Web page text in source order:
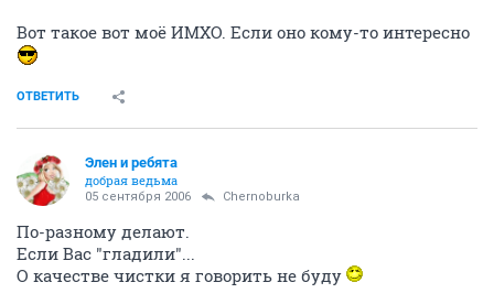
Вот такое вот моё ИМХО. Если оно кому-то интересно
ОТВЕТИТЬ
Элен и ребята
добрая ведьма
05 сентября 2006 Chernoburka
По-разному делают.
Если Вас "гладили"...
О качестве чистки я говорить не буду